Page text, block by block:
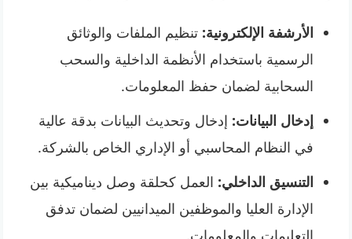
الأرشفة الإلكترونية: تنظيم الملفات والوثائق
الرسمية باستخدام الأنظمة الداخلية والسحب
السحابية لضمان حفظ المعلومات.
إدخال البيانات: إدخال وتحديث البيانات بدقة عالية
في النظام المحاسبي أو الإداري الخاص بالشركة.
التنسيق الداخلي: العمل كحلقة وصل ديناميكية بين
الإدارة العليا والموظفين الميدانيين لضمان تدفق
التعليمات والمعلومات.